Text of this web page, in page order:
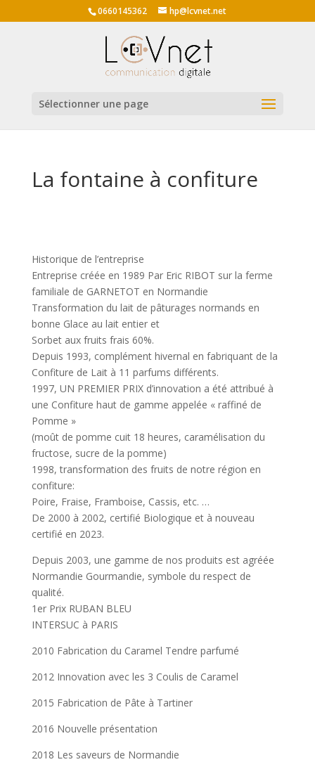
0660145362 hp@lcvnet.net
Sélectionner une page
La fontaine à confiture
Historique de l’entreprise
Entreprise créée en 1989 Par Eric RIBOT sur la ferme
familiale de GARNETOT en Normandie
Transformation du lait de pâturages normands en
bonne Glace au lait entier et
Sorbet aux fruits frais 60%.
Depuis 1993, complément hivernal en fabriquant de la
Confiture de Lait à 11 parfums différents.
1997, UN PREMIER PRIX d’innovation a été attribué à
une Confiture haut de gamme appelée « raffiné de
Pomme »
(moût de pomme cuit 18 heures, caramélisation du
fructose, sucre de la pomme)
1998, transformation des fruits de notre région en
confiture:
Poire, Fraise, Framboise, Cassis, etc. …
De 2000 à 2002, certifié Biologique et à nouveau
certifié en 2023.
Depuis 2003, une gamme de nos produits est agréée
Normandie Gourmandie, symbole du respect de
qualité.
1er Prix RUBAN BLEU
INTERSUC à PARIS
2010 Fabrication du Caramel Tendre parfumé
2012 Innovation avec les 3 Coulis de Caramel
2015 Fabrication de Pâte à Tartiner
2016 Nouvelle présentation
2018 Les saveurs de Normandie